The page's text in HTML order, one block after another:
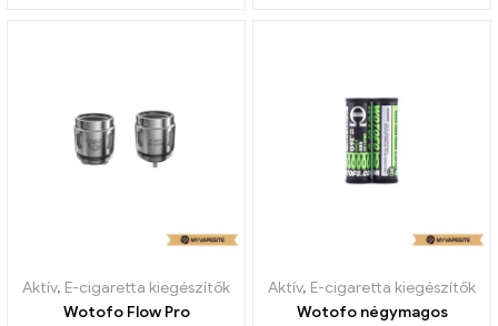
Aktív, E-cigaretta kiegészítők
Wotofo Flow Pro
Aktív, E-cigaretta kiegészítők
Wotofo négymagos